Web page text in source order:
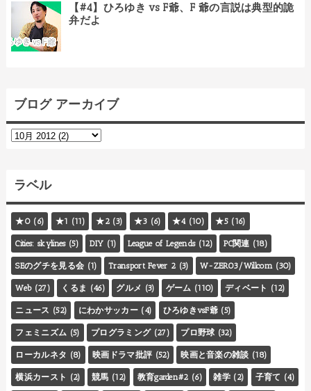
【#4】ひろゆき vs F爺、F 爺の言説は典型的詭
弁だよ
ブログ アーカイブ
ラベル
★0 (6) ★1 (11) ★2 (3) ★3 (6) ★4 (10) ★5 (16)
Cities: skylines (5) DIY (1) League of Legends (12) PC関連 (18)
SEのグチを見る会 (1) Transport Fever 2 (3) W-ZERO3/Willcom (30)
Web (27) くるま (46) グルメ (3) ゲーム (110) ディベート (12)
ニュース (52) にわかサッカー (4) ひろゆきvsF爺 (5)
フェミニズム (5) プログラミング (27) プロ野球 (32)
ローカルネタ (8) 映画ドラマ批評 (52) 映画と音楽の雑談 (18)
横浜カースト (2) 競馬 (12) 教育garden#2 (6) 雑学 (2) 子育て (4)